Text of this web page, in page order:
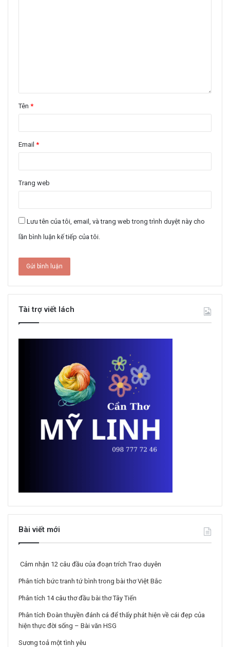
Tên *
Email *
Trang web
Lưu tên của tôi, email, và trang web trong trình duyệt này cho
lần bình luận kế tiếp của tôi.
Tài trợ viết lách
Bài viết mới
Cảm nhận 12 câu đầu của đoạn trích Trao duyên
Phân tích bức tranh tứ bình trong bài thơ Việt Bắc
Phân tích 14 câu thơ đầu bài thơ Tây Tiến
Phân tích Đoàn thuyền đánh cá để thấy phát hiện về cái đẹp của
hiện thực đời sống – Bài văn HSG
Sương toả một tình yêu